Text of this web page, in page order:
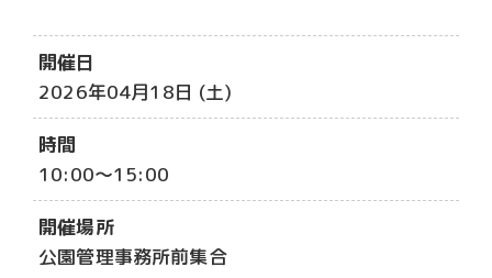
開催日
2026年04月18日 (土)
時間
10:00～15:00
開催場所
公園管理事務所前集合